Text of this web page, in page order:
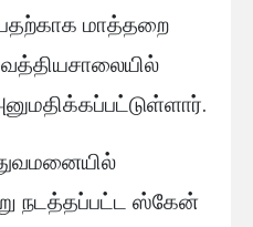
மாத்தறை
நடத்தப்பட்ட ஸ்கேன்